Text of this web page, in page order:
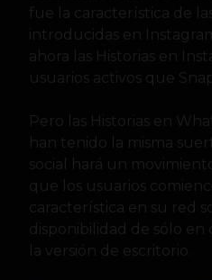
fue la característica de
introducidas en
ahora las Historias en
usuarios activos que
Pero las Historias en
han tenido la misma
social hará un
que los usuarios
característica en su red
disponibilidad de sólo en
la versión de escritorio.